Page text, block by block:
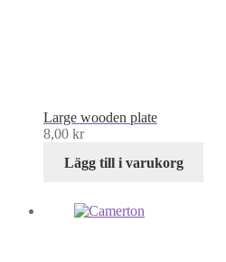
Large wooden plate
8,00 kr
Lägg till i varukorg